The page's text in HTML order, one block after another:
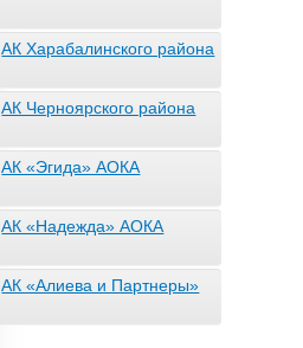
АК Харабалинского района
АК Черноярского района
АК «Эгида» АОКА
АК «Надежда» АОКА
АК «Алиева и Партнеры»